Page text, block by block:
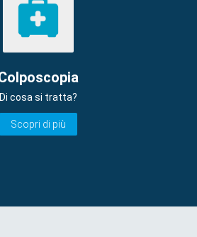
Di cosa si tratta?
Scopri di più